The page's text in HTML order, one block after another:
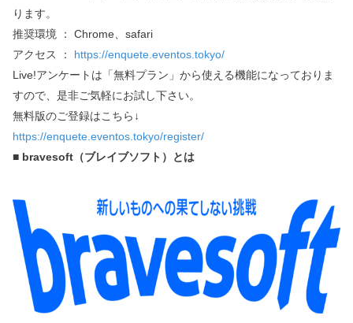
ります。
推奨環境 ： Chrome、safari
アクセス ： https://enquete.eventos.tokyo/
Live!アンケートは「無料プラン」から使える機能になっておりま
すので、是非ご気軽にお試し下さい。
無料版のご登録はこちら↓
https://enquete.eventos.tokyo/register/
■ bravesoft（ブレイブソフト）とは